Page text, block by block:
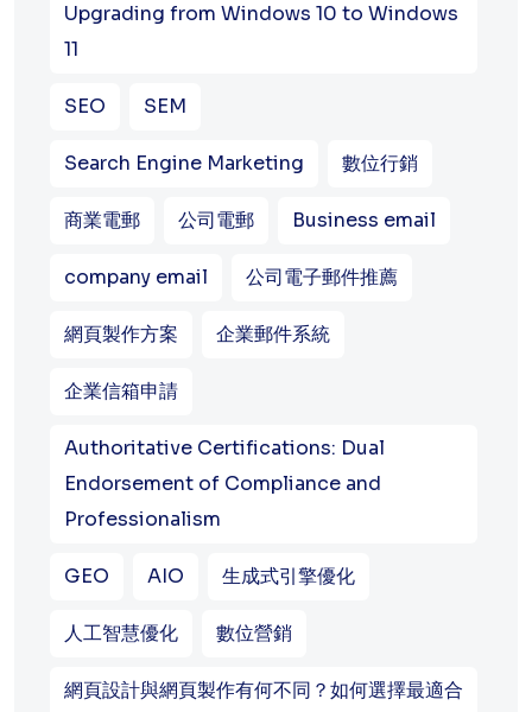
Upgrading from Windows 10 to Windows
11
SEO SEM
Search Engine Marketing 數位行銷
商業電郵 公司電郵 Business email
company email 公司電子郵件推薦
網頁製作方案 企業郵件系統
企業信箱申請
Authoritative Certifications: Dual
Endorsement of Compliance and
Professionalism
GEO AIO 生成式引擎優化
人工智慧優化 數位營銷
網頁設計與網頁製作有何不同？如何選擇最適合